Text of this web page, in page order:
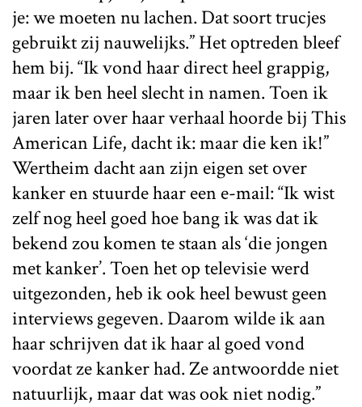
je: we moeten nu lachen. Dat soort trucjes
gebruikt zij nauwelijks.” Het optreden bleef
hem bij. “Ik vond haar direct heel grappig,
maar ik ben heel slecht in namen. Toen ik
jaren later over haar verhaal hoorde bij This
American Life, dacht ik: maar die ken ik!”
Wertheim dacht aan zijn eigen set over
kanker en stuurde haar een e-mail: “Ik wist
zelf nog heel goed hoe bang ik was dat ik
bekend zou komen te staan als ‘die jongen
met kanker’. Toen het op televisie werd
uitgezonden, heb ik ook heel bewust geen
interviews gegeven. Daarom wilde ik aan
haar schrijven dat ik haar al goed vond
voordat ze kanker had. Ze antwoordde niet
natuurlijk, maar dat was ook niet nodig.”